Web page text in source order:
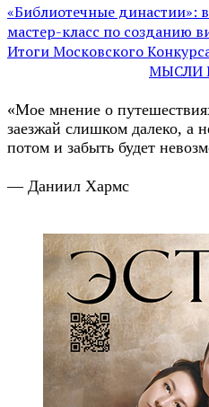
«Библиотечные династии»:
мастер-класс по созданию
Итоги Московского
МЫСЛИ
«Мое мнение о
заезжай слишком далеко, а
потом и забыть будет
— Даниил Хармс